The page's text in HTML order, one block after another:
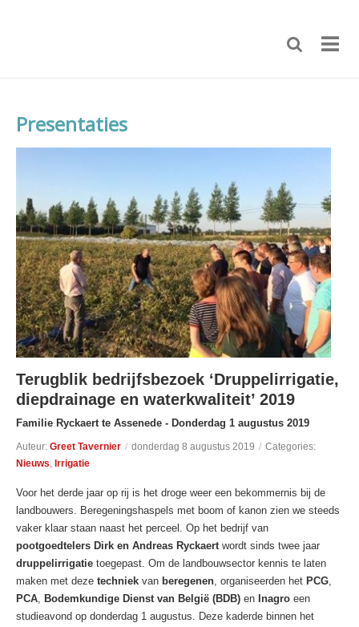
Presentaties
Terugblik bedrijfsbezoek ‘Druppelirrigatie,
diepdrainage en waterkwaliteit’ 2019
Familie Ryckaert te Assenede - Donderdag 1 augustus 2019
Auteur: Greet Tavernier / donderdag 8 augustus 2019 / Categories:
Nieuws, Irrigatie
Voor het derde jaar op rij is het droge weer een bekommernis bij de
landbouwers. Beregeningshaspels met boom of kanon zien we steeds
vaker klaar staan naast het perceel. Op het bedrijf van
pootgoedtelers Dirk en Andreas Ryckaert wordt sinds twee jaar
druppelirrigatie toegepast. Om de landbouwsector kennis te laten
maken met deze techniek van beregenen, organiseerden het PCG,
PCA, Bodemkundige Dienst van België (BDB) en Inagro een
studieavond op donderdag 1 augustus. Deze kaderde binnen het